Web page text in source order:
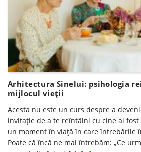
Arhitectura Sinelui: psihologia
mijlocul vieții
Acesta nu este un curs despre a
invitație de a te reîntâlni cu cine ai
un moment în viață în care întrebările
Poate că încă ne mai întrebăm: „Ce